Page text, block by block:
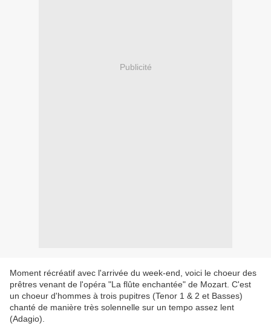
Publicité
Moment récréatif avec l'arrivée du week-end, voici le choeur des
prêtres venant de l'opéra "La flûte enchantée" de Mozart. C'est
un choeur d'hommes à trois pupitres (Tenor 1 & 2 et Basses)
chanté de manière très solennelle sur un tempo assez lent
(Adagio).